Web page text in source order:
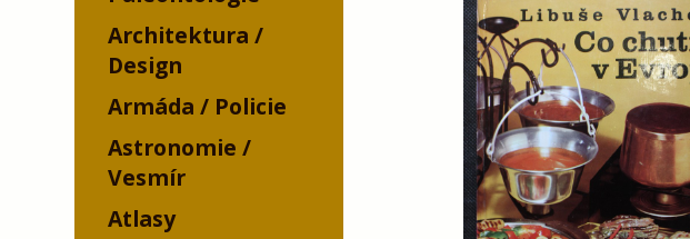
Architektura /
Design
Armáda / Policie
Astronomie /
Vesmír
Atlasy